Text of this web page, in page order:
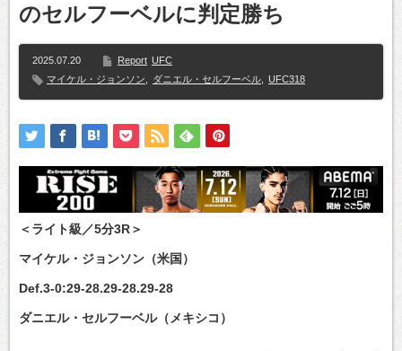
のセルフーベルに判定勝ち
2025.07.20 Report UFC
マイケル・ジョンソン
ダニエル・セルフーベル UFC318
＜ライト級／5分3R＞
マイケル・ジョンソン（米国）
Def.3-0:29-28.29-28.29-28
ダニエル・セルフーベル（メキシコ）